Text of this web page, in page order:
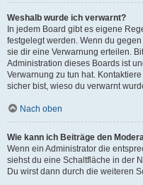
Weshalb wurde ich verwarnt?
In jedem Board gibt es eigene
festgelegt werden. Wenn du
sie dir eine Verwarnung erteilen.
Administration dieses Boards ist
Verwarnung zu tun hat.
sicher bist, wieso du verwarnt
Nach oben
Wie kann ich Beiträge den
Wenn ein Administrator die
siehst du eine Schaltfläche in der
Du wirst dann durch die weiteren